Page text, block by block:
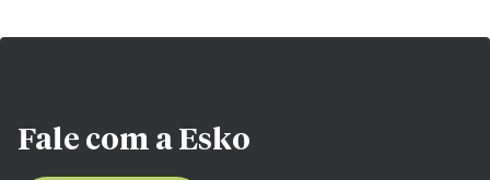
Fale com a Esko